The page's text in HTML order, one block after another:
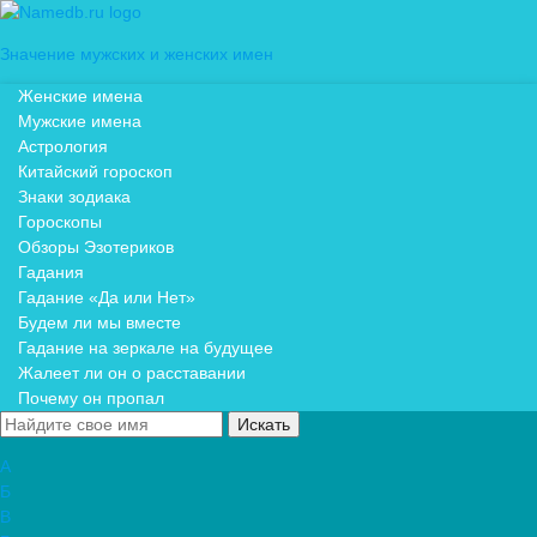
Значение мужских и женских имен
Женские имена
Мужские имена
Астрология
Китайский гороскоп
Знаки зодиака
Гороскопы
Обзоры Эзотериков
Гадания
Гадание «Да или Нет»
Будем ли мы вместе
Гадание на зеркале на будущее
Жалеет ли он о расставании
Почему он пропал
А
Б
В